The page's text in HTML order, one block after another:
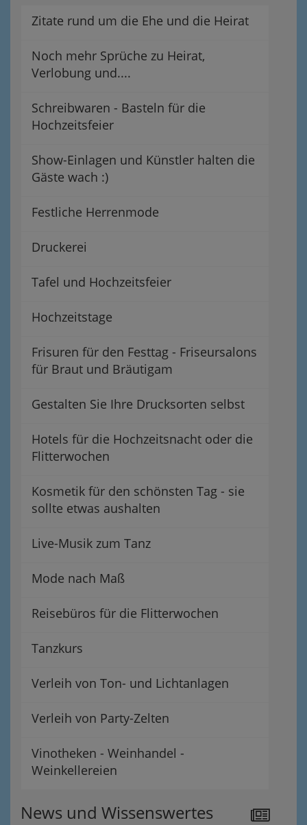
Zitate rund um die Ehe und die Heirat
Noch mehr Sprüche zu Heirat,
Verlobung und....
Schreibwaren - Basteln für die
Hochzeitsfeier
Show-Einlagen und Künstler halten die
Gäste wach :)
Festliche Herrenmode
Druckerei
Tafel und Hochzeitsfeier
Hochzeitstage
Frisuren für den Festtag - Friseursalons
für Braut und Bräutigam
Gestalten Sie Ihre Drucksorten selbst
Hotels für die Hochzeitsnacht oder die
Flitterwochen
Kosmetik für den schönsten Tag - sie
sollte etwas aushalten
Live-Musik zum Tanz
Mode nach Maß
Reisebüros für die Flitterwochen
Tanzkurs
Verleih von Ton- und Lichtanlagen
Verleih von Party-Zelten
Vinotheken - Weinhandel -
Weinkellereien
News und Wissenswertes